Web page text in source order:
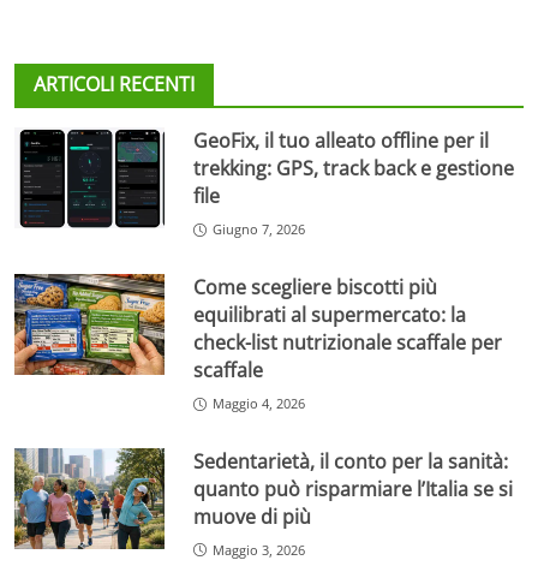
ARTICOLI RECENTI
GeoFix, il tuo alleato offline per il
trekking: GPS, track back e gestione
file
Giugno 7, 2026
Come scegliere biscotti più
equilibrati al supermercato: la
check-list nutrizionale scaffale per
scaffale
Maggio 4, 2026
Sedentarietà, il conto per la sanità:
quanto può risparmiare l’Italia se si
muove di più
Maggio 3, 2026